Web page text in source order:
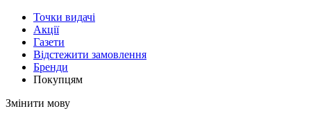
Точки видачi
Акції
Газети
Відстежити замовлення
Бренди
Покупцям
Змінити мову